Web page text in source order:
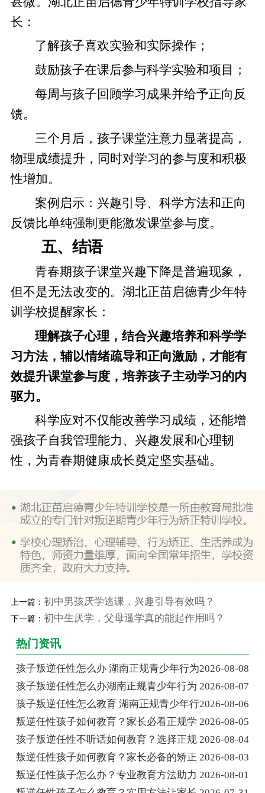
长：
了解孩子喜欢实验和实际操作；
鼓励孩子在课后参与科学实验和项目；
每周与孩子回顾学习成果并给予正向反
馈。
三个月后，孩子课堂注意力显著提高，
物理成绩提升，同时对学习的参与度和积极
性增加。
案例启示：兴趣引导、科学方法和正向
反馈比单纯强制更能激发课堂参与度。
五、结语
青春期孩子课堂兴趣下降是普遍现象，
但不是无法改变的。湖北正苗启德青少年特
训学校提醒家长：
理解孩子心理，结合兴趣培养和科学学
习方法，辅以情绪疏导和正向激励，才能有
效提升课堂参与度，培养孩子主动学习的内
驱力。
科学应对不仅能改善学习成绩，还能增
强孩子自我管理能力、兴趣发展和心理韧
性，为青春期健康成长奠定坚实基础。
上一篇： 初中男孩厌学逃课，兴趣引导有效吗？
下一篇： 初中生厌学，父母逼学真的能起作用吗？
热门资讯
孩子叛逆任性怎么办 湖南正规青少年行为2026-08-08
孩子叛逆任性怎么办湖南正规青少年行为 2026-08-07
孩子叛逆任性怎么教育 湖南正规青少年行2026-08-06
叛逆任性孩子如何教育？家长必看正规学 2026-08-05
孩子叛逆任性不听话如何教育？选择正规 2026-08-04
叛逆任性孩子如何教育？家长必备的矫正 2026-08-03
叛逆任性孩子怎么办？专业教育方法助力 2026-08-01